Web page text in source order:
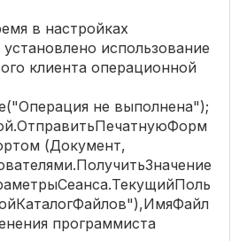
в настройках
использование
клиента операционной
не выполнена");
(Документ,
программиста